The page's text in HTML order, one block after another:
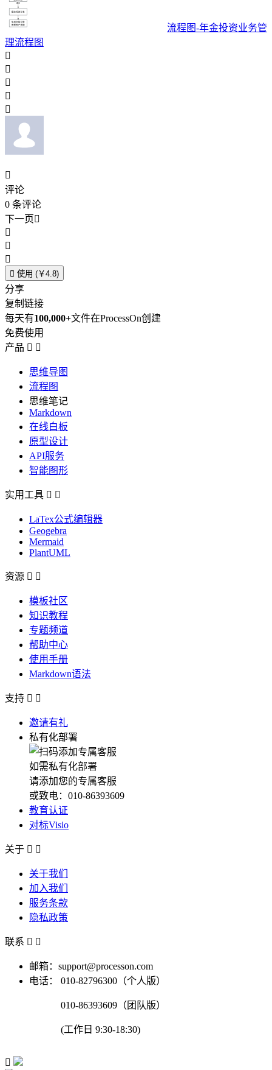
流程图-年金投资业务管
理流程图






评论
0 条评论
下一页



 使用 (￥4.8)
分享
复制链接
每天有100,000+文件在ProcessOn创建
免费使用
产品  
思维导图
流程图
思维笔记
Markdown
在线白板
原型设计
API服务
智能图形
实用工具  
LaTex公式编辑器
Geogebra
Mermaid
PlantUML
资源  
模板社区
知识教程
专题频道
帮助中心
使用手册
Markdown语法
支持  
邀请有礼
私有化部署
如需私有化部署
请添加您的专属客服
或致电：010-86393609
教育认证
对标Visio
关于  
关于我们
加入我们
服务条款
隐私政策
联系  
邮箱：support@processon.com
电话：
010-82796300（个人版）
010-86393609（团队版）
(工作日 9:30-18:30)
